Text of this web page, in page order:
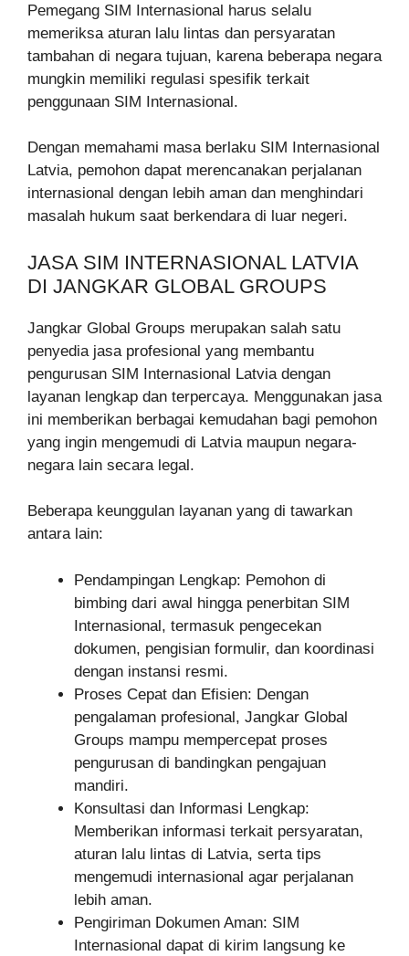
Pemegang SIM Internasional harus selalu
memeriksa aturan lalu lintas dan persyaratan
tambahan di negara tujuan, karena beberapa negara
mungkin memiliki regulasi spesifik terkait
penggunaan SIM Internasional.
Dengan memahami masa berlaku SIM Internasional
Latvia, pemohon dapat merencanakan perjalanan
internasional dengan lebih aman dan menghindari
masalah hukum saat berkendara di luar negeri.
JASA SIM INTERNASIONAL LATVIA
DI JANGKAR GLOBAL GROUPS
Jangkar Global Groups merupakan salah satu
penyedia jasa profesional yang membantu
pengurusan SIM Internasional Latvia dengan
layanan lengkap dan terpercaya. Menggunakan jasa
ini memberikan berbagai kemudahan bagi pemohon
yang ingin mengemudi di Latvia maupun negara-
negara lain secara legal.
Beberapa keunggulan layanan yang di tawarkan
antara lain:
Pendampingan Lengkap: Pemohon di
bimbing dari awal hingga penerbitan SIM
Internasional, termasuk pengecekan
dokumen, pengisian formulir, dan koordinasi
dengan instansi resmi.
Proses Cepat dan Efisien: Dengan
pengalaman profesional, Jangkar Global
Groups mampu mempercepat proses
pengurusan di bandingkan pengajuan
mandiri.
Konsultasi dan Informasi Lengkap:
Memberikan informasi terkait persyaratan,
aturan lalu lintas di Latvia, serta tips
mengemudi internasional agar perjalanan
lebih aman.
Pengiriman Dokumen Aman: SIM
Internasional dapat di kirim langsung ke